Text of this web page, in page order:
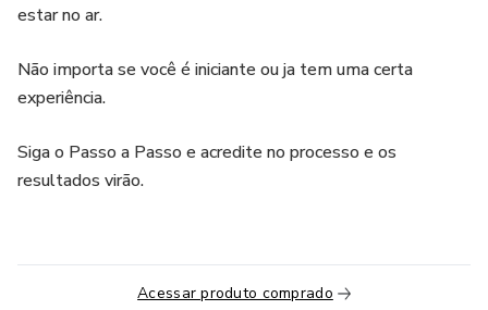
estar no ar.
Não importa se você é iniciante ou ja tem uma certa
experiência.
Siga o Passo a Passo e acredite no processo e os
resultados virão.
Acessar produto comprado